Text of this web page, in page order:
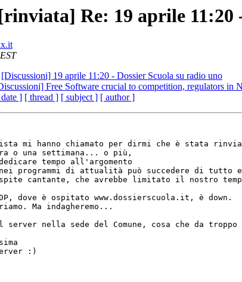
Re: 19 aprile 11:20
[Discussioni] 19 aprile 11:20 - Dossier Scuola su radio uno
Free Software crucial to competition, regulators in
] [ thread ] [ subject ] [ author ]
mi hanno chiamato per dirmi che è stata
o una settimana... o più,
tempo all'argomento
nei programmi di attualità può succedere di tutto e
cantante, che avrebbe limitato il nostro
dove è ospitato www.dossierscuola.it, è down.
Ma indagheremo...
nella sede del Comune, cosa che da
:)